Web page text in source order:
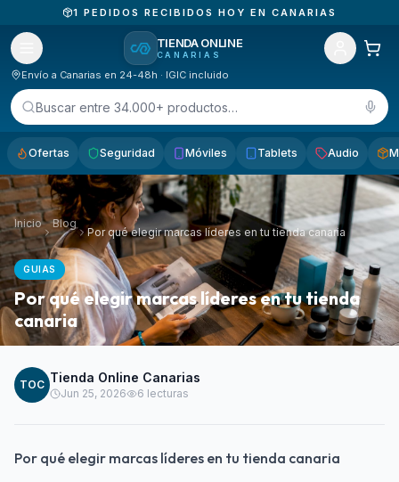
COMPRAS SIN IVA · IGIC 7%
TIENDA ONLINE
CANARIAS
Envío a Canarias en 24-48h · IGIC incluido
Buscar entre 34.000+ productos…
Ofertas Seguridad Móviles Tablets Audio
Inicio Blog
Por qué elegir marcas líderes en tu tienda canaria
GUIAS
Por qué elegir marcas líderes en tu tienda
canaria
TOC Tienda Online Canarias
Jun 25, 2026 6 lecturas
Por qué elegir marcas líderes en tu tienda canaria